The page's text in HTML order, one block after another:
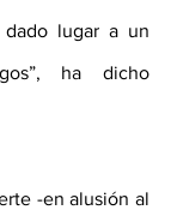
lugar a un
ha dicho
-en alusión al